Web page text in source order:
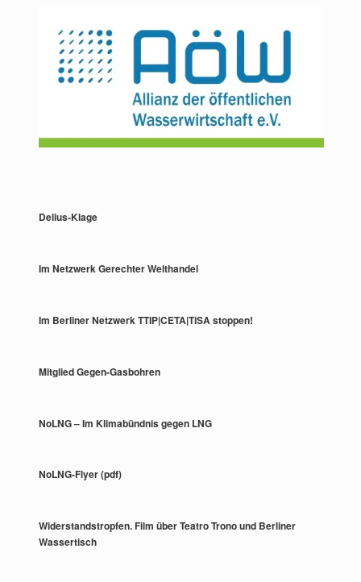
Delius-Klage
Im Netzwerk Gerechter Welthandel
Im Berliner Netzwerk TTIP|CETA|TiSA stoppen!
Mitglied Gegen-Gasbohren
NoLNG – Im Klimabündnis gegen LNG
NoLNG-Flyer (pdf)
Widerstandstropfen. Film über Teatro Trono und Berliner
Wassertisch